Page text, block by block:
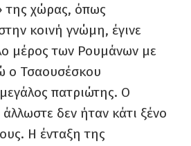
της χώρας, όπως
κοινή γνώμη, έγινε
μέρος των Ρουμάνων με
ο Τσαουσέσκου
πατριώτης. Ο
άλλωστε δεν ήταν κάτι ξένο
Η ένταξη της